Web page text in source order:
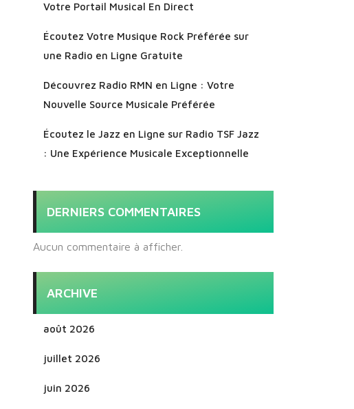
Votre Portail Musical En Direct
Écoutez Votre Musique Rock Préférée sur
une Radio en Ligne Gratuite
Découvrez Radio RMN en Ligne : Votre
Nouvelle Source Musicale Préférée
Écoutez le Jazz en Ligne sur Radio TSF Jazz
: Une Expérience Musicale Exceptionnelle
DERNIERS COMMENTAIRES
Aucun commentaire à afficher.
ARCHIVE
août 2026
juillet 2026
juin 2026